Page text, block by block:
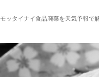
モッタイナイ食品廃棄を天気予報で